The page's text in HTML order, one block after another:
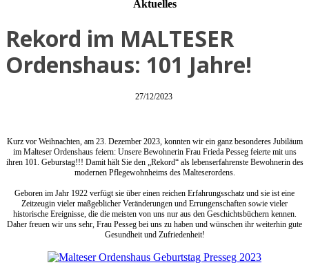
Aktuelles
Rekord im MALTESER
Ordenshaus: 101 Jahre!
27/12/2023
Kurz vor Weihnachten, am 23. Dezember 2023, konnten wir ein ganz besonderes Jubiläum
im Malteser Ordenshaus feiern: Unsere Bewohnerin Frau Frieda Pesseg feierte mit uns
ihren 101. Geburstag!!! Damit hält Sie den „Rekord“ als lebenserfahrenste Bewohnerin des
modernen Pflegewohnheims des Malteserordens.
Geboren im Jahr 1922 verfügt sie über einen reichen Erfahrungsschatz und sie ist eine
Zeitzeugin vieler maßgeblicher Veränderungen und Errungenschaften sowie vieler
historische Ereignisse, die die meisten von uns nur aus den Geschichtsbüchern kennen.
Daher freuen wir uns sehr, Frau Pesseg bei uns zu haben und wünschen ihr weiterhin gute
Gesundheit und Zufriedenheit!